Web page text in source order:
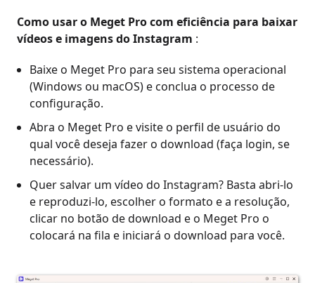
Como usar o Meget Pro com eficiência para baixar
vídeos e imagens do Instagram :
Baixe o Meget Pro para seu sistema operacional
(Windows ou macOS) e conclua o processo de
configuração.
Abra o Meget Pro e visite o perfil de usuário do
qual você deseja fazer o download (faça login, se
necessário).
Quer salvar um vídeo do Instagram? Basta abri-lo
e reproduzi-lo, escolher o formato e a resolução,
clicar no botão de download e o Meget Pro o
colocará na fila e iniciará o download para você.